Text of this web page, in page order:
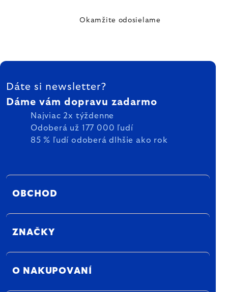
Okamžite odosielame
ZÁPÄTIE
Dáte si newsletter?
Dáme vám dopravu zadarmo
Najviac 2x týždenne
Odoberá už 177 000 ľudí
85 % ľudí odoberá dlhšie ako rok
OBCHOD
ZNAČKY
O NAKUPOVANÍ